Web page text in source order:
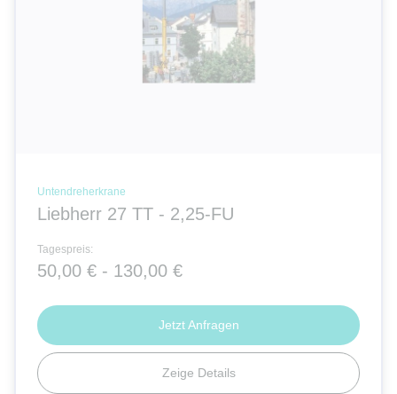
Untendreherkrane
Liebherr 27 TT - 2,25-FU
Tagespreis:
50,00 € - 130,00 €
Zeige Details
Jetzt Anfragen